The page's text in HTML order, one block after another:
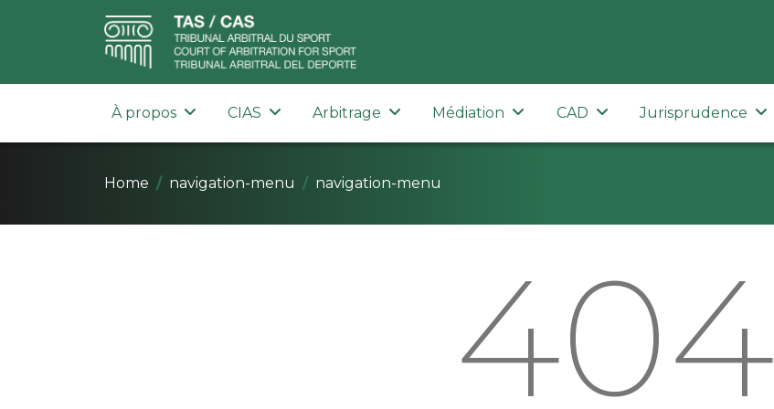
À propos CIAS Arbitrage Médiation CAD Jurisprudence
Home navigation-menu navigation-menu
404